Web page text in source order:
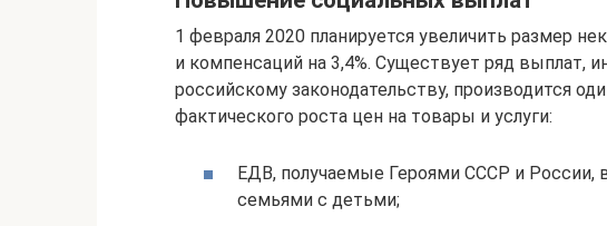
1 февраля 2020 планируется увеличить размер
и компенсаций на 3,4%. Существует ряд выплат,
российскому законодательству, производится
фактического роста цен на товары и услуги:
ЕДВ, получаемые Героями СССР и России,
семьями с детьми;